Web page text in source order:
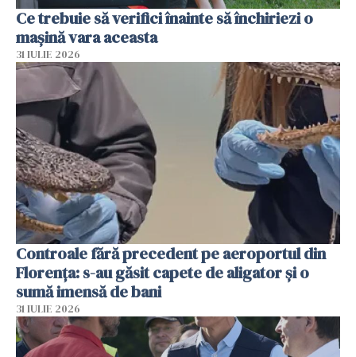
Ce trebuie să verifici înainte să închiriezi o
mașină vara aceasta
31 IULIE 2026
Controale fără precedent pe aeroportul din
Florența: s-au găsit capete de aligator și o
sumă imensă de bani
31 IULIE 2026